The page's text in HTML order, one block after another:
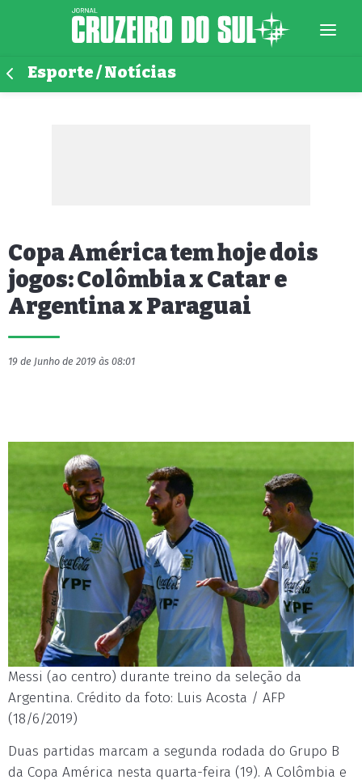
Esporte / Notícias
Copa América tem hoje dois
jogos: Colômbia x Catar e
Argentina x Paraguai
19 de Junho de 2019 às 08:01
Messi (ao centro) durante treino da seleção da
Argentina. Crédito da foto: Luis Acosta / AFP
(18/6/2019)
Duas partidas marcam a segunda rodada do Grupo B
da Copa América nesta quarta-feira (19). A Colômbia e